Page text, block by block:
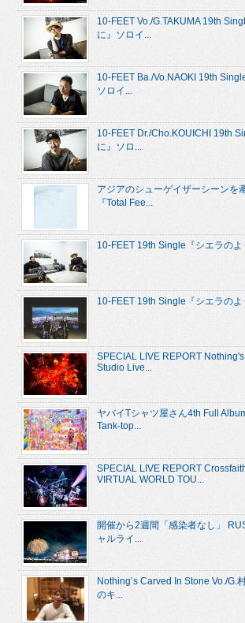
10-FEET Vo./G.TAKUMA 19th
に』ソロイ...
10-FEET Ba./Vo.NAOKI 19th
ソロイ...
10-FEET Dr./Cho.KOUICHI 19th
に』ソロ...
アジアのシューゲイザーシーンを
『Total Fee...
10-FEET 19th Single『シエラの
10-FEET 19th Single『シエラの
SPECIAL LIVE REPORT
Studio Live...
ヤバイTシャツ屋さん4th Full
Tank-top...
SPECIAL LIVE REPORT
VIRTUAL WORLD TOU...
開催から2週間「感染者なし」
ャルライ...
Nothing’s Carved In Stone Vo./G.
のキ...